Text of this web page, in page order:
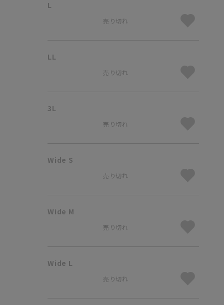
L
売り切れ
LL
売り切れ
3L
売り切れ
Wide S
売り切れ
Wide M
売り切れ
Wide L
売り切れ